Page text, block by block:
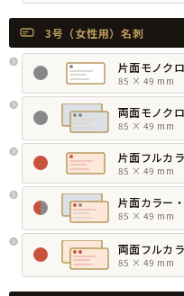
3号（女性用）名刺
片面モノクロ
85 × 49 mm
両面モノクロ
85 × 49 mm
片面フルカ
85 × 49 mm
片面カラー
85 × 49 mm
両面フルカ
85 × 49 mm